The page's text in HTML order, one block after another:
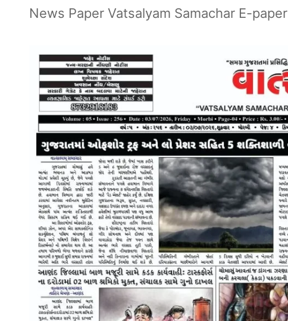
News Paper Vatsalyam Samachar E-paper